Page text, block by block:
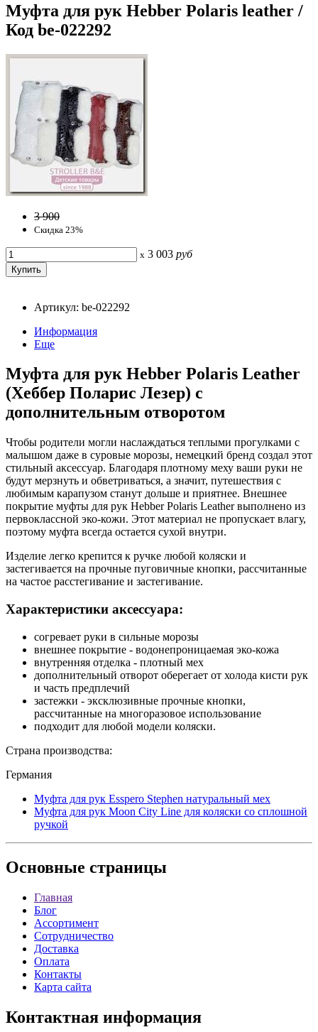
Муфта для рук Hebber Polaris leather /
Код be-022292
3 900
Скидка 23%
x 3 003 руб
Артикул: be-022292
Информация
Еще
Муфта для рук Hebber Polaris Leather
(Хеббер Поларис Лезер) с
дополнительным отворотом
Чтобы родители могли наслаждаться теплыми прогулками с
малышом даже в суровые морозы, немецкий бренд создал этот
стильный аксессуар. Благодаря плотному меху ваши руки не
будут мерзнуть и обветриваться, а значит, путешествия с
любимым карапузом станут дольше и приятнее. Внешнее
покрытие муфты для рук Hebber Polaris Leather выполнено из
первоклассной эко-кожи. Этот материал не пропускает влагу,
поэтому муфта всегда остается сухой внутри.
Изделие легко крепится к ручке любой коляски и
застегивается на прочные пуговичные кнопки, рассчитанные
на частое расстегивание и застегивание.
Характеристики аксессуара:
согревает руки в сильные морозы
внешнее покрытие - водонепроницаемая эко-кожа
внутренняя отделка - плотный мех
дополнительный отворот оберегает от холода кисти рук
и часть предплечий
застежки - эксклюзивные прочные кнопки,
рассчитанные на многоразовое использование
подходит для любой модели коляски.
Страна производства:
Германия
Муфта для рук Esspero Stephen натуральный мех
Муфта для рук Moon City Line для коляски со сплошной
ручкой
Основные страницы
Главная
Блог
Ассортимент
Сотрудничество
Доставка
Оплата
Контакты
Карта сайта
Контактная информация